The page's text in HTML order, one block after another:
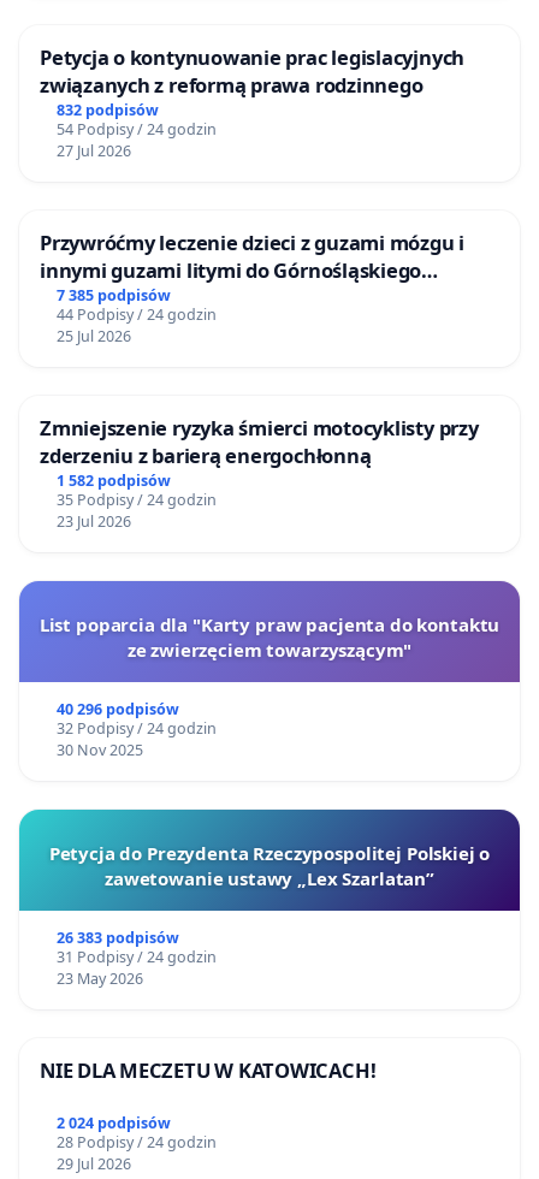
Petycja o kontynuowanie prac legislacyjnych
związanych z reformą prawa rodzinnego
832 podpisów
54 Podpisy / 24 godzin
27 Jul 2026
Przywróćmy leczenie dzieci z guzami mózgu i
innymi guzami litymi do Górnośląskiego
Centrum Zdrowia Dziecka w Katowicach
7 385 podpisów
44 Podpisy / 24 godzin
25 Jul 2026
Zmniejszenie ryzyka śmierci motocyklisty przy
zderzeniu z barierą energochłonną
1 582 podpisów
35 Podpisy / 24 godzin
23 Jul 2026
List poparcia dla "Karty praw pacjenta do kontaktu
ze zwierzęciem towarzyszącym"
40 296 podpisów
32 Podpisy / 24 godzin
30 Nov 2025
Petycja do Prezydenta Rzeczypospolitej Polskiej o
zawetowanie ustawy „Lex Szarlatan”
26 383 podpisów
31 Podpisy / 24 godzin
23 May 2026
NIE DLA MECZETU W KATOWICACH!
2 024 podpisów
28 Podpisy / 24 godzin
29 Jul 2026